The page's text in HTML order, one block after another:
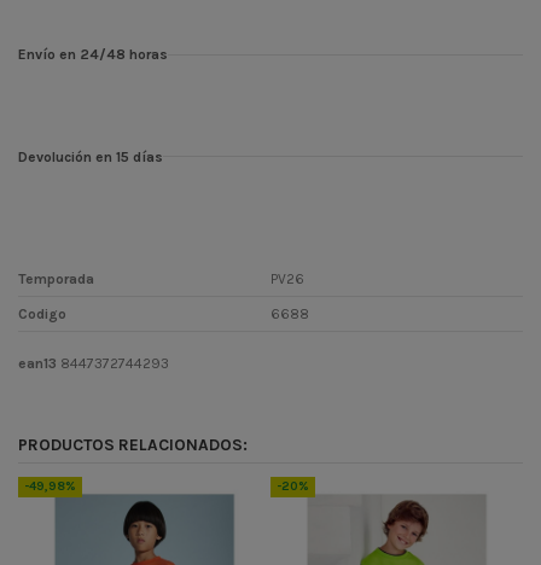
Envío en 24/48 horas
Devolución en 15 días
Temporada PV26
Codigo 6688
ean13 8447372744293
PRODUCTOS RELACIONADOS:
-49,98% -20%